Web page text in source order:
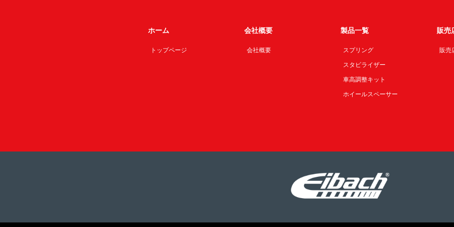
ホーム
トップページ
会社概要
会社概要
製品一覧
スプリング
スタビライザー
車高調整キット
ホイールスペーサー
販売
販売